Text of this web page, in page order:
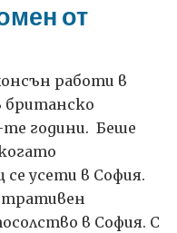
от
работи в
британско
те години. Беше
усети в София.
в София. С